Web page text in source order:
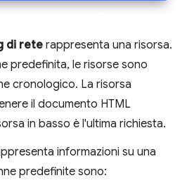
di rete rappresenta una risorsa.
predefinita, le risorse sono
cronologico. La risorsa
il documento HTML
in basso è l'ultima richiesta.
informazioni su una
predefinite sono: